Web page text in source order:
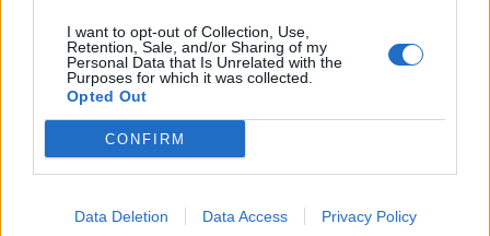
I want to opt-out of Collection, Use,
Retention, Sale, and/or Sharing of my
Personal Data that Is Unrelated with the
Purposes for which it was collected.
Opted Out
CONFIRM
Data Deletion Data Access Privacy Policy
Chokladganache
Hacka chokladen och lägg den i en värmetålig skål.
Koka upp grädden och häll den över chokladen.
Tillsätt oljan och blanda väl tills ganachen blir len och jämn.
Låt stå i rumstemperatur.
ner tunna droppar med hjälp av en sked.